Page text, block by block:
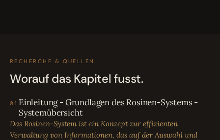
RECHERCHE & QUELLEN
Worauf das Kapitel fusst.
01 Einleitung - Grundlagen des Rosinen-Systems -
Systemübersicht
Das Rosinen-System ist ein Konzept zur effizienten
Verwaltung von Informationen, das auf der Auswahl und